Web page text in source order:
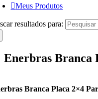
Meus Produtos
resultados para:
Enerbras Branca
Branca Placa 2×4